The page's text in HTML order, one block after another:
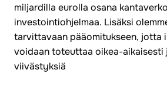
miljardilla eurolla osana
investointiohjelmaa. Lisäksi
tarvittavaan pääomitukseen, jotta
voidaan toteuttaa oikea-aikaisesti
viivästyksiä